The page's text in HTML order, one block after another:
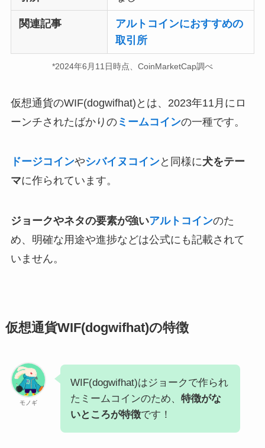
関連記事
アルトコインにおすすめの
取引所
*2024年6月11日時点、CoinMarketCap調べ
仮想通貨のWIF(dogwifhat)とは、2023年11月にロ
ーンチされたばかりのミームコインの一種です。
ドージコインやシバイヌコインと同様に犬をテー
マに作られています。
ジョークやネタの要素が強いアルトコインのた
め、明確な用途や進捗などは公式にも記載されて
いません。
仮想通貨WIF(dogwifhat)の特徴
モノギ
WIF(dogwifhat)はジョークで作られ
たミームコインのため、 特徴がな
いところが特徴です！